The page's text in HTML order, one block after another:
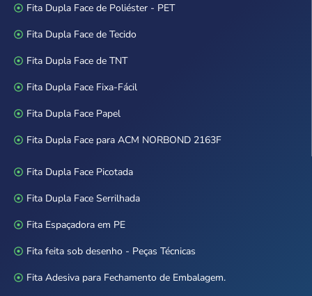
Fita Dupla Face de Poliéster - PET
Fita Dupla Face de Tecido
Fita Dupla Face de TNT
Fita Dupla Face Fixa-Fácil
Fita Dupla Face Papel
Fita Dupla Face para ACM NORBOND 2163F
Fita Dupla Face Picotada
Fita Dupla Face Serrilhada
Fita Espaçadora em PE
Fita feita sob desenho - Peças Técnicas
Fita Adesiva para Fechamento de Embalagem.